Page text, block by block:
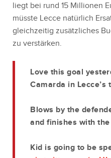
liegt bei rund 15 Millionen
müsste Lecce natürlich
gleichzeitig zusätzliches
zu verstärken.
Love this goal
Camarda in Lecce’s
Blows by the
and finishes with
Kid is going to be